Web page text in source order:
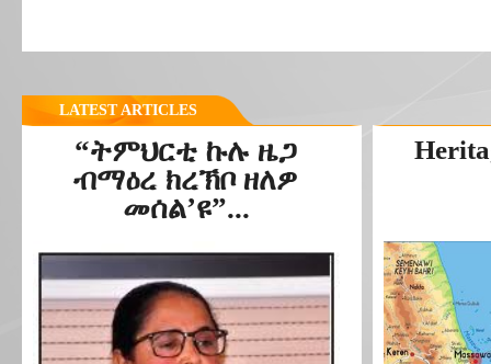
LATEST ARTICLES
“ትምህርቲ ኩሉ ዜጋ
ብማዕረ ክረኽቦ ዘለዎ
መሰል’ዩ”...